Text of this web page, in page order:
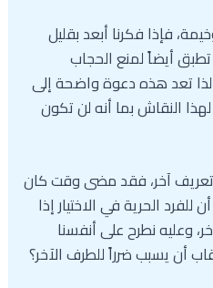
فإذا فكرنا أبعد بقليل
أيضاً لمنع الحجاب
لذا تعد هذه دعوة واضحة إلى
لهذا النقاش بما أنه لن تكون
تعريف آخر، فقد مضى وقت كان
الحرية في الاختيار إذا
وعليه نطرح على أنفسنا
أن يسبب ضرراً للطرف الآخر؟